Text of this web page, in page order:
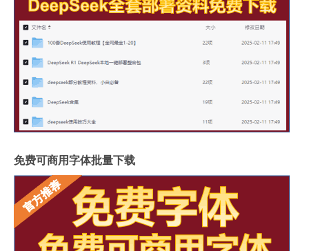
免费可商用字体批量下载